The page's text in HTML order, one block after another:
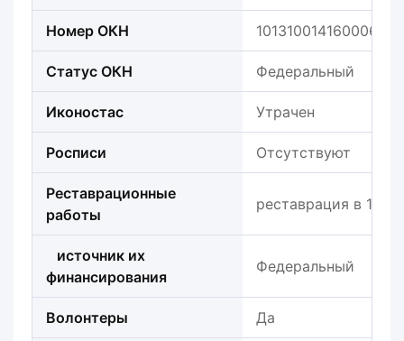
Номер ОКН 101310014160006
Статус ОКН Федеральный
Иконостас Утрачен
Росписи Отсутствуют
Реставрационные
работы
реставрация в
источник их
финансирования
Федеральный
Волонтеры Да